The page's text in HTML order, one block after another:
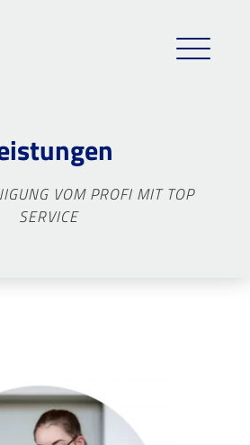
VOM PROFI MIT TOP
SERVICE